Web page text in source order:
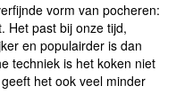
vorm van pocheren:
Het past bij onze tijd,
en populairder is dan
techniek is het koken niet
het ook veel minder